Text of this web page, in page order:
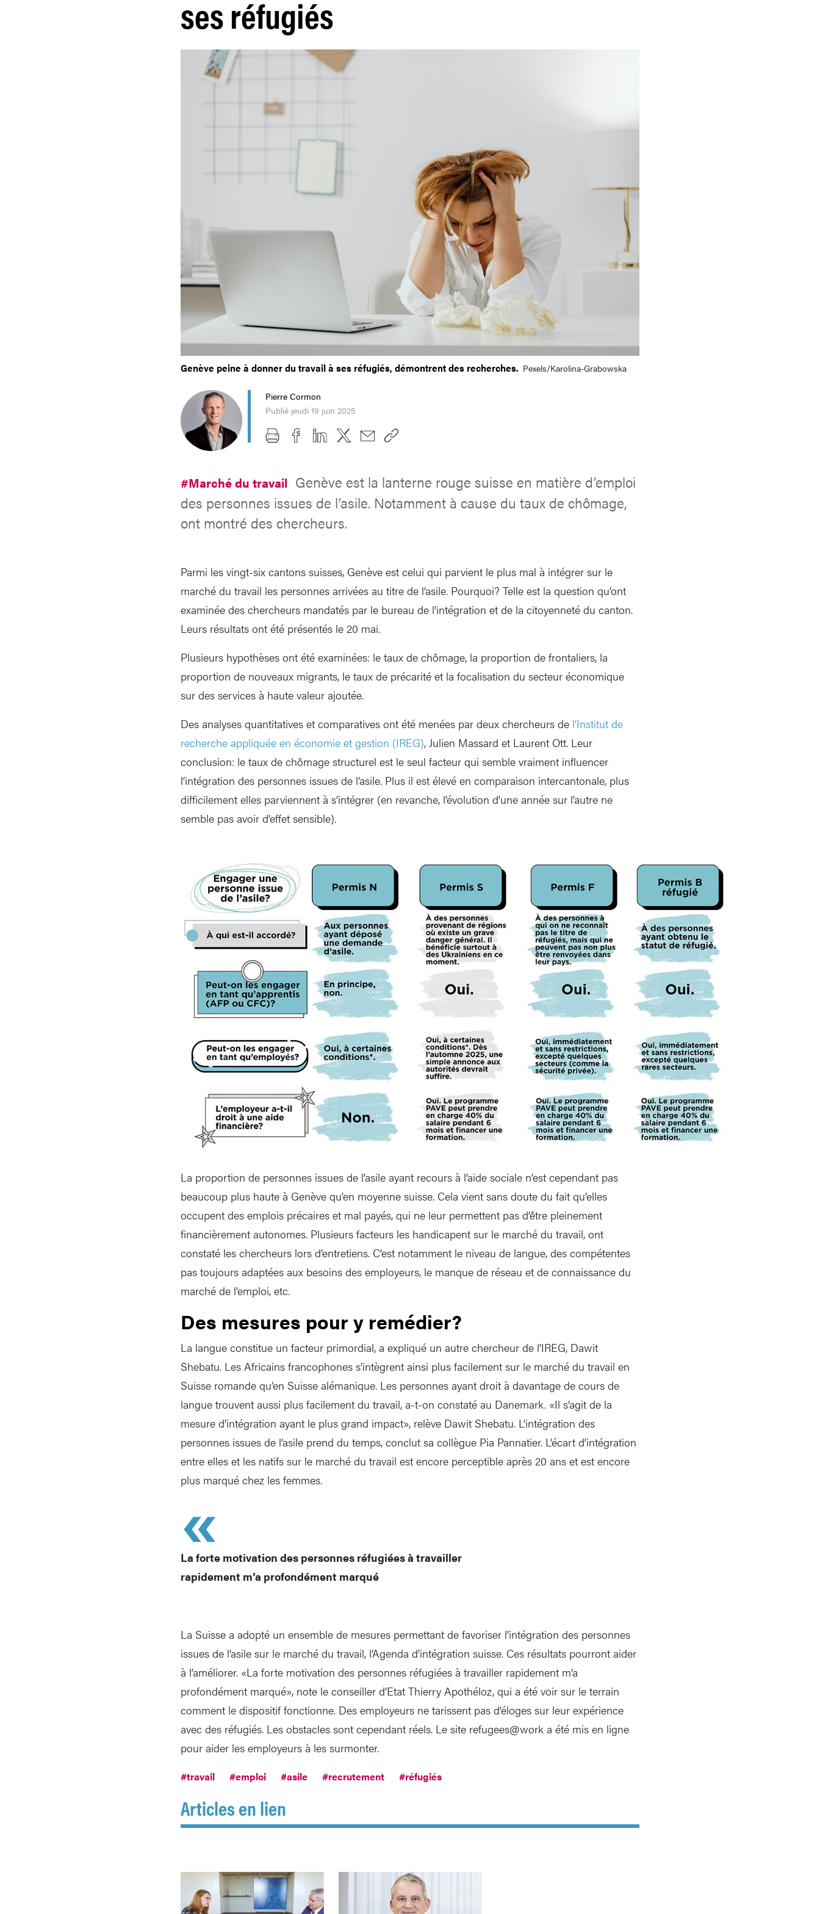
ses réfugiés
Genève peine à donner du travail à ses réfugiés, démontrent des recherches. Pexels/Karolina-Grabowska
Pierre Cormon
Publié jeudi 19 juin 2025
#Marché du travail Genève est la lanterne rouge suisse en matière d’emploi
des personnes issues de l’asile. Notamment à cause du taux de chômage,
ont montré des chercheurs.
Parmi les vingt-six cantons suisses, Genève est celui qui parvient le plus mal à intégrer sur le
marché du travail les personnes arrivées au titre de l’asile. Pourquoi? Telle est la question qu’ont
examinée des chercheurs mandatés par le bureau de l'intégration et de la citoyenneté du canton.
Leurs résultats ont été présentés le 20 mai.
Plusieurs hypothèses ont été examinées: le taux de chômage, la proportion de frontaliers, la
proportion de nouveaux migrants, le taux de précarité et la focalisation du secteur économique
sur des services à haute valeur ajoutée.
Des analyses quantitatives et comparatives ont été menées par deux chercheurs de l’Institut de
recherche appliquée en économie et gestion (IREG), Julien Massard et Laurent Ott. Leur
conclusion: le taux de chômage structurel est le seul facteur qui semble vraiment influencer
l’intégration des personnes issues de l’asile. Plus il est élevé en comparaison intercantonale, plus
difficilement elles parviennent à s’intégrer (en revanche, l’évolution d’une année sur l’autre ne
semble pas avoir d’effet sensible).
La proportion de personnes issues de l’asile ayant recours à l’aide sociale n’est cependant pas
beaucoup plus haute à Genève qu’en moyenne suisse. Cela vient sans doute du fait qu’elles
occupent des emplois précaires et mal payés, qui ne leur permettent pas d’être pleinement
financièrement autonomes. Plusieurs facteurs les handicapent sur le marché du travail, ont
constaté les chercheurs lors d’entretiens. C’est notamment le niveau de langue, des compétentes
pas toujours adaptées aux besoins des employeurs, le manque de réseau et de connaissance du
marché de l’emploi, etc.
Des mesures pour y remédier?
La langue constitue un facteur primordial, a expliqué un autre chercheur de l’IREG, Dawit
Shebatu. Les Africains francophones s’intègrent ainsi plus facilement sur le marché du travail en
Suisse romande qu’en Suisse alémanique. Les personnes ayant droit à davantage de cours de
langue trouvent aussi plus facilement du travail, a-t-on constaté au Danemark. «Il s’agit de la
mesure d’intégration ayant le plus grand impact», relève Dawit Shebatu. L’intégration des
personnes issues de l’asile prend du temps, conclut sa collègue Pia Pannatier. L’écart d’intégration
entre elles et les natifs sur le marché du travail est encore perceptible après 20 ans et est encore
plus marqué chez les femmes.
La forte motivation des personnes réfugiées à travailler
rapidement m’a profondément marqué
La Suisse a adopté un ensemble de mesures permettant de favoriser l’intégration des personnes
issues de l’asile sur le marché du travail, l’Agenda d’intégration suisse. Ces résultats pourront aider
à l’améliorer. «La forte motivation des personnes réfugiées à travailler rapidement m’a
profondément marqué», note le conseiller d’Etat Thierry Apothéloz, qui a été voir sur le terrain
comment le dispositif fonctionne. Des employeurs ne tarissent pas d’éloges sur leur expérience
avec des réfugiés. Les obstacles sont cependant réels. Le site refugees@work a été mis en ligne
pour aider les employeurs à les surmonter.
#travail #emploi #asile #recrutement #réfugiés
Articles en lien